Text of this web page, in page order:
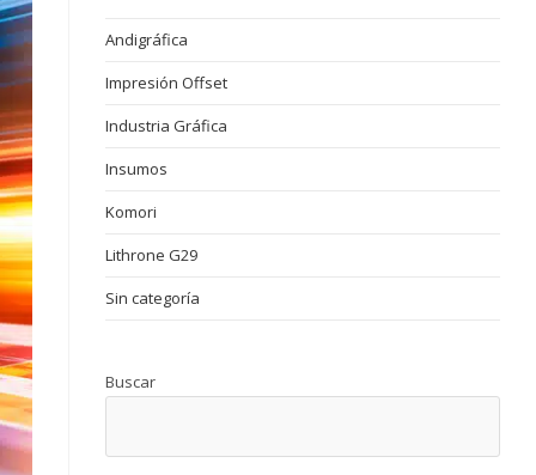
Andigráfica
Impresión Offset
Industria Gráfica
Insumos
Komori
Lithrone G29
Sin categoría
Buscar